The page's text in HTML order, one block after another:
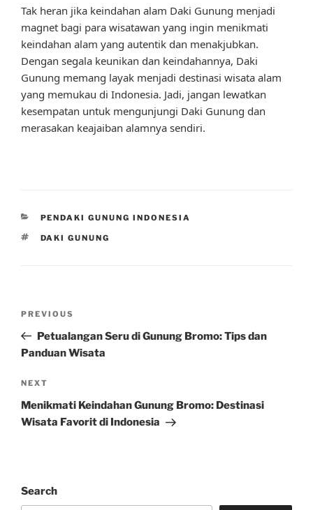
Tak heran jika keindahan alam Daki Gunung menjadi
magnet bagi para wisatawan yang ingin menikmati
keindahan alam yang autentik dan menakjubkan.
Dengan segala keunikan dan keindahannya, Daki
Gunung memang layak menjadi destinasi wisata alam
yang memukau di Indonesia. Jadi, jangan lewatkan
kesempatan untuk mengunjungi Daki Gunung dan
merasakan keajaiban alamnya sendiri.
CATEGORIES
PENDAKI GUNUNG INDONESIA
TAGS
DAKI GUNUNG
Previous
Post
PREVIOUS
Petualangan Seru di Gunung Bromo: Tips dan
Panduan Wisata
Next
Post
NEXT
Menikmati Keindahan Gunung Bromo: Destinasi
Wisata Favorit di Indonesia
Search